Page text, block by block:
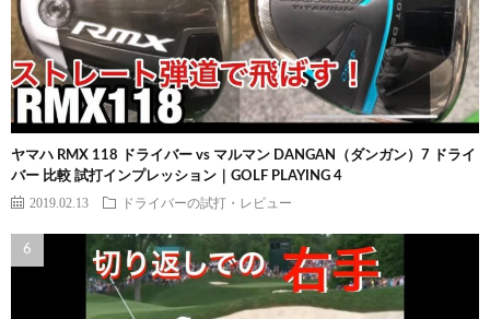
ヤマハ RMX 118 ドライバー vs マルマン DANGAN（ダンガン）7 ドライ
バー 比較 試打インプレッション｜GOLF PLAYING 4
2019.02.13 ドライバーの試打・レビュー